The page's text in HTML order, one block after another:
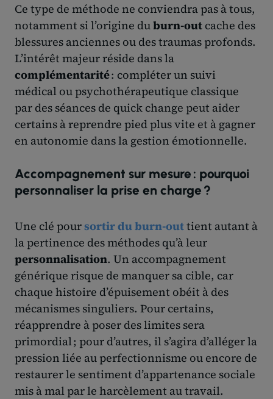
Ce type de méthode ne conviendra pas à tous,
notamment si l’origine duburn-out cache des
blessures anciennes ou des traumas profonds.
L’intérêt majeur réside dans la
complémentarité: compléter un suivi
médical ou psychothérapeutique classique
par des séances de quick change peut aider
certains à reprendre pied plus vite et à gagner
en autonomie dans la gestion émotionnelle.
Accompagnement sur mesure : pourquoi
personnaliser la prise en charge ?
Une clé poursortir du burn-outtient autant à
la pertinence des méthodes qu’à leur
personnalisation. Un accompagnement
générique risque de manquer sa cible, car
chaque histoire d’épuisement obéit à des
mécanismes singuliers. Pour certains,
réapprendre à poser des limites sera
primordial ; pour d’autres, il s’agira d’alléger la
pression liée au perfectionnisme ou encore de
restaurer le sentiment d’appartenance sociale
mis à mal par le harcèlement au travail.